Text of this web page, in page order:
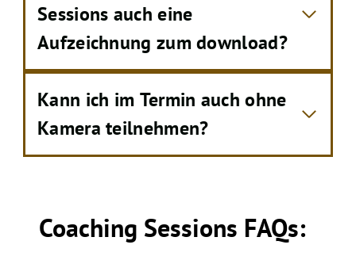
Sessions auch eine
Aufzeichnung zum download?
Kann ich im Termin auch ohne
Kamera teilnehmen?
Coaching Sessions FAQs: